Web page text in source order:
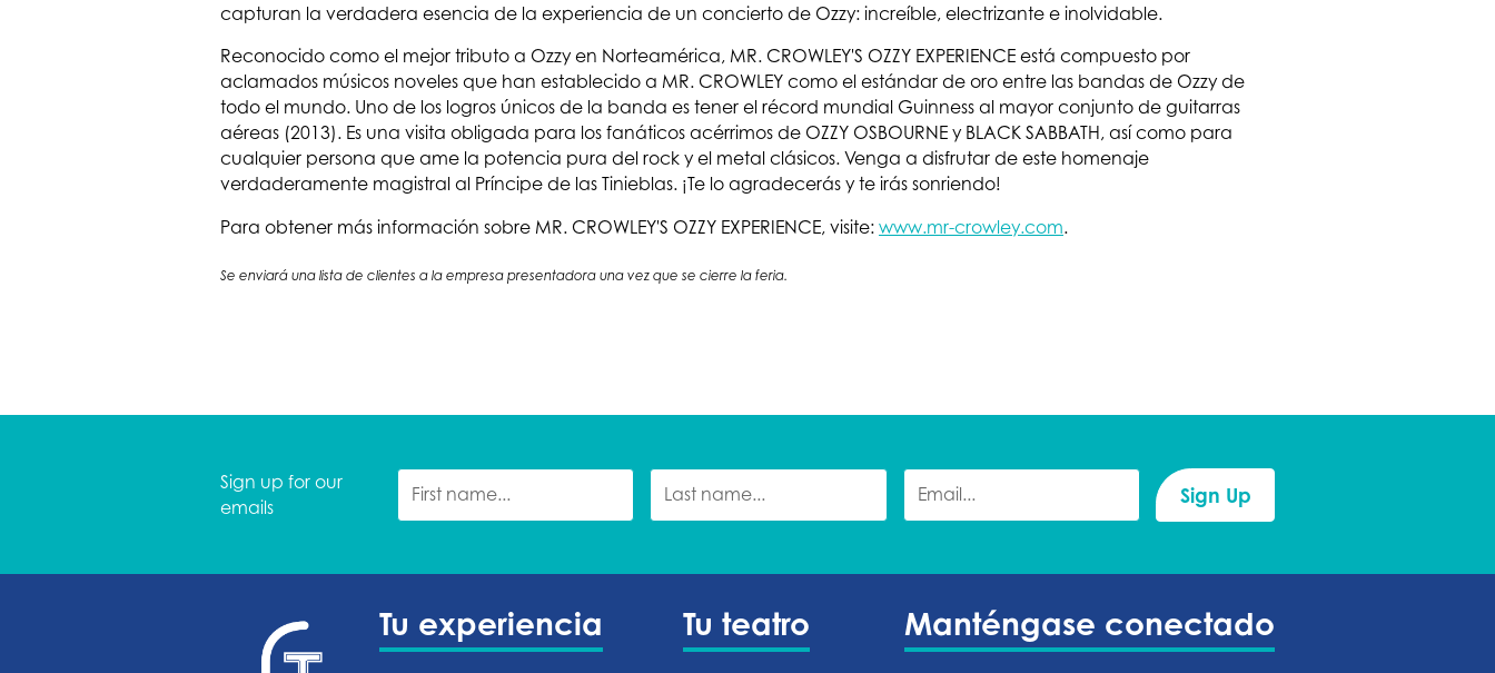
capturan la verdadera esencia de la experiencia de un concierto de Ozzy: increíble, electrizante e inolvidable.
Reconocido como el mejor tributo a Ozzy en Norteamérica, MR. CROWLEY'S OZZY EXPERIENCE está compuesto por
aclamados músicos noveles que han establecido a MR. CROWLEY como el estándar de oro entre las bandas de Ozzy de
todo el mundo. Uno de los logros únicos de la banda es tener el récord mundial Guinness al mayor conjunto de guitarras
aéreas (2013). Es una visita obligada para los fanáticos acérrimos de OZZY OSBOURNE y BLACK SABBATH, así como para
cualquier persona que ame la potencia pura del rock y el metal clásicos. Venga a disfrutar de este homenaje
verdaderamente magistral al Príncipe de las Tinieblas. ¡Te lo agradecerás y te irás sonriendo!
Para obtener más información sobre MR. CROWLEY'S OZZY EXPERIENCE, visite: www.mr-crowley.com.
Se enviará una lista de clientes a la empresa presentadora una vez que se cierre la feria.
Sign up for our
emails
Tu experiencia Tu teatro Manténgase conectado